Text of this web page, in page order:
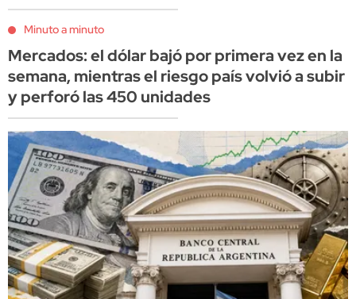
Minuto a minuto
Mercados: el dólar bajó por primera vez en la
semana, mientras el riesgo país volvió a subir
y perforó las 450 unidades